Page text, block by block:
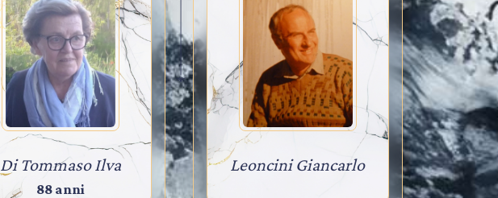
Di Tommaso Ilva
88 anni
Leoncini Giancarlo